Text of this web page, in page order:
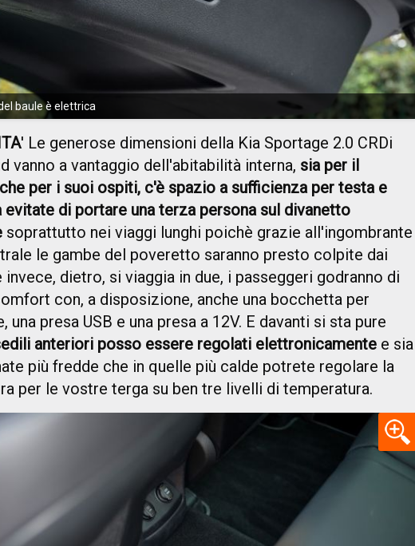
baule è elettrica
' Le generose dimensioni della Kia Sportage 2.0 CRDi
vanno a vantaggio dell'abitabilità interna, sia per il
per i suoi ospiti, c'è spazio a sufficienza per testa e
evitate di portare una terza persona sul divanetto
soprattutto nei viaggi lunghi poichè grazie all'ingombrante
le gambe del poveretto saranno presto colpite dai
invece, dietro, si viaggia in due, i passeggeri godranno di
con, a disposizione, anche una bocchetta per
una presa USB e una presa a 12V. E davanti si sta pure
anteriori posso essere regolati elettronicamente e sia
più fredde che in quelle più calde potrete regolare la
per le vostre terga su ben tre livelli di temperatura.